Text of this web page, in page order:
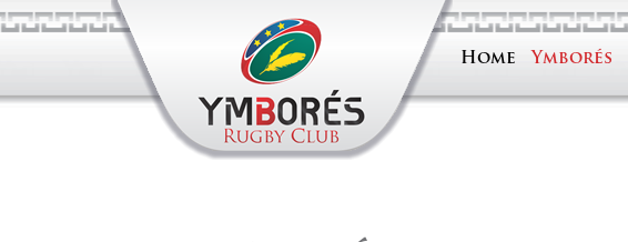
Home Ymborés